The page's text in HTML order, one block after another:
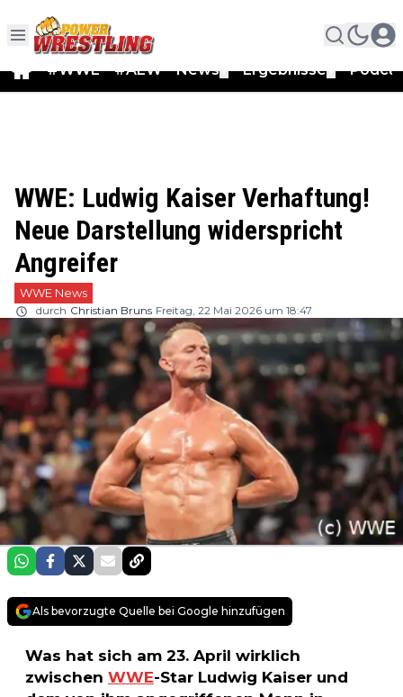
#WWE #AEW News Ergebnisse
WWE: Ludwig Kaiser Verhaftung!
Neue Darstellung widerspricht
Angreifer
WWE News
durch Christian Bruns Freitag, 22 Mai 2026 um 18:47
Als bevorzugte Quelle bei Google hinzufügen
Was hat sich am 23. April wirklich
zwischen WWE-Star Ludwig Kaiser und